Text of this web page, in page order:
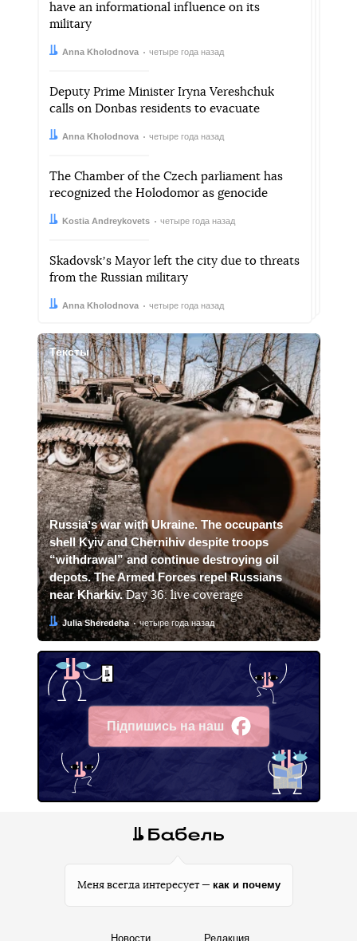
have an informational influence on its
military
Автор:Anna Kholodnova
Дата: четыре года назад
Deputy Prime Minister Iryna Vereshchuk
calls on Donbas residents to evacuate
Автор:Anna Kholodnova
Дата: четыре года назад
The Chamber of the Czech parliament has
recognized the Holodomor as genocide
Автор:
Kostia Andreykovets
Дата: четыре года назад
Skadovskʼs Mayor left the city due to threats
from the Russian military
Автор:Anna Kholodnova
Дата: четыре года назад
Тексты
Russiaʼs war with Ukraine. The occupants
shell Kyiv and Chernihiv despite troops
“withdrawal” and continue destroying oil
depots. The Armed Forces repel Russians
near Kharkiv.Day 36: live coverage
Автор:
Julia Sheredeha
Дата: четыре года назад
Підпишись на наш
Facebook
Меня всегда интересует — как и почему
Новости Редакция